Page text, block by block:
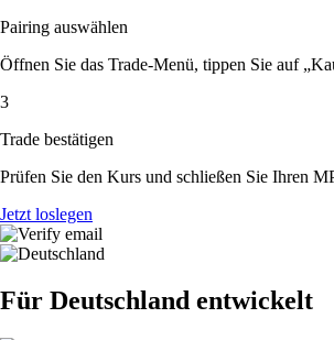
Pairing auswählen
Öffnen Sie das Trade-Menü, tippen Sie auf
3
Trade bestätigen
Prüfen Sie den Kurs und schließen Sie Ihren
Jetzt loslegen
Für Deutschland entwickelt